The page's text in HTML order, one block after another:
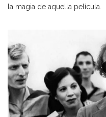
la magia de aquella película.